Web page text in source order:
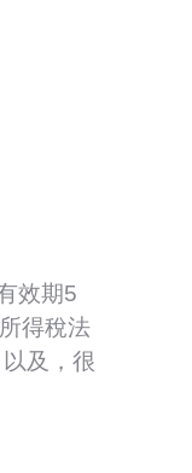
效期5
得稅法
及，很